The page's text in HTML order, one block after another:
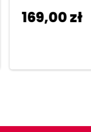
169,00zł